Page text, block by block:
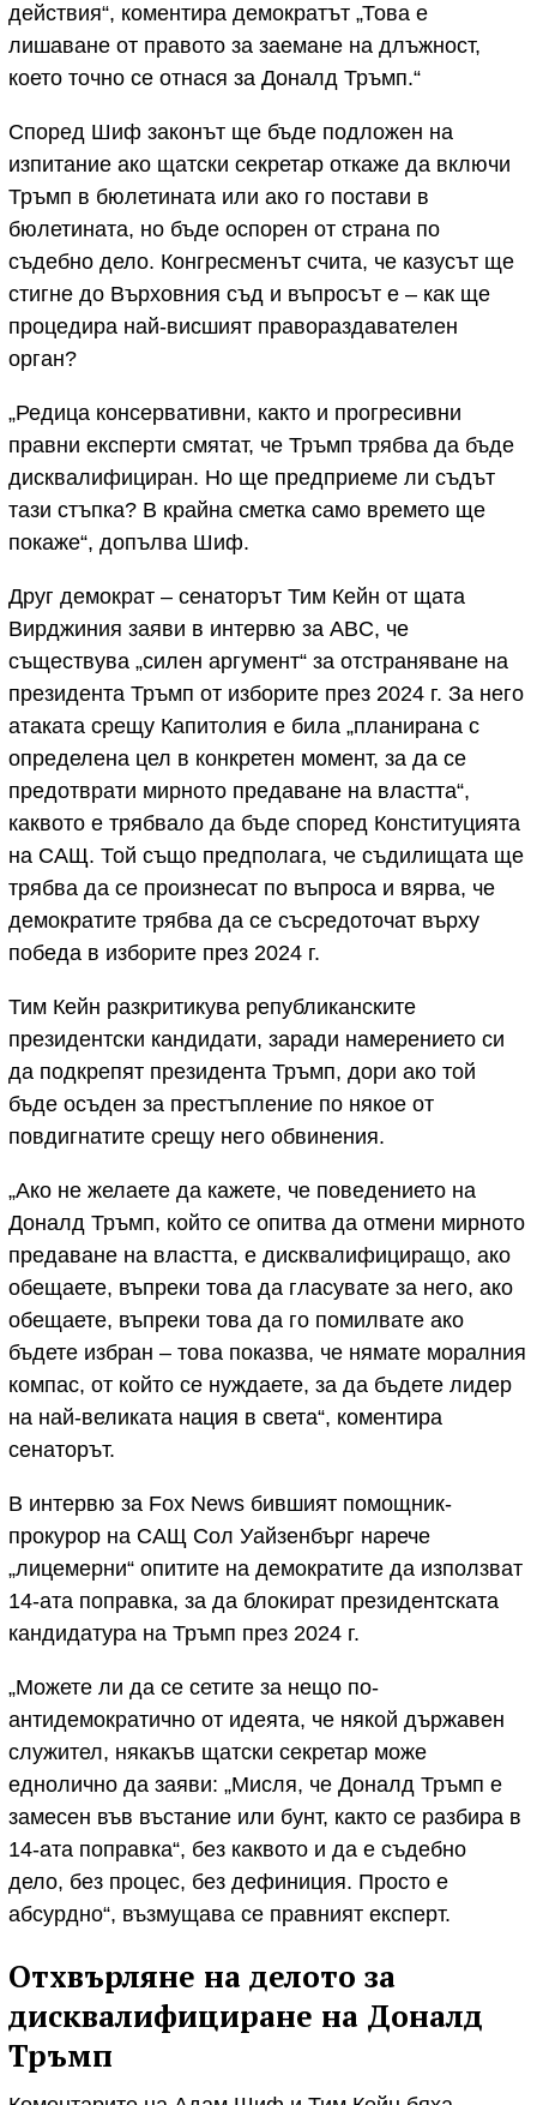
действия“, коментира демократът „Това е
лишаване от правото за заемане на длъжност,
което точно се отнася за Доналд Тръмп.“
Според Шиф законът ще бъде подложен на
изпитание ако щатски секретар откаже да включи
Тръмп в бюлетината или ако го постави в
бюлетината, но бъде оспорен от страна по
съдебно дело. Конгресменът счита, че казусът ще
стигне до Върховния съд и въпросът е – как ще
процедира най-висшият правораздавателен
орган?
„Редица консервативни, както и прогресивни
правни експерти смятат, че Тръмп трябва да бъде
дисквалифициран. Но ще предприеме ли съдът
тази стъпка? В крайна сметка само времето ще
покаже“, допълва Шиф.
Друг демократ – сенаторът Тим Кейн от щата
Вирджиния заяви в интервю за ABC, че
съществува „силен аргумент“ за отстраняване на
президента Тръмп от изборите през 2024 г. За него
атаката срещу Капитолия е била „планирана с
определена цел в конкретен момент, за да се
предотврати мирното предаване на властта“,
каквото е трябвало да бъде според Конституцията
на САЩ. Той също предполага, че съдилищата ще
трябва да се произнесат по въпроса и вярва, че
демократите трябва да се съсредоточат върху
победа в изборите през 2024 г.
Тим Кейн разкритикува републиканските
президентски кандидати, заради намерението си
да подкрепят президента Тръмп, дори ако той
бъде осъден за престъпление по някое от
повдигнатите срещу него обвинения.
„Ако не желаете да кажете, че поведението на
Доналд Тръмп, който се опитва да отмени мирното
предаване на властта, е дисквалифициращо, ако
обещаете, въпреки това да гласувате за него, ако
обещаете, въпреки това да го помилвате ако
бъдете избран – това показва, че нямате моралния
компас, от който се нуждаете, за да бъдете лидер
на най-великата нация в света“, коментира
сенаторът.
В интервю за Fox News бившият помощник-
прокурор на САЩ Сол Уайзенбърг нарече
„лицемерни“ опитите на демократите да използват
14-ата поправка, за да блокират президентската
кандидатура на Тръмп през 2024 г.
„Можете ли да се сетите за нещо по-
антидемократично от идеята, че някой държавен
служител, някакъв щатски секретар може
еднолично да заяви: „Мисля, че Доналд Тръмп е
замесен във въстание или бунт, както се разбира в
14-ата поправка“, без каквото и да е съдебно
дело, без процес, без дефиниция. Просто е
абсурдно“, възмущава се правният експерт.
Отхвърляне на делото за
дисквалифициране на Доналд
Тръмп